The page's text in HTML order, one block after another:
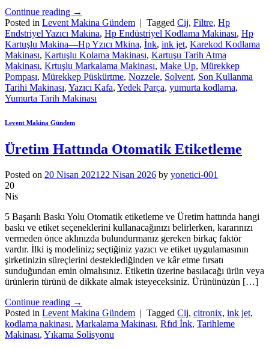
Continue reading →
Posted in Levent Makina Gündem | Tagged Cij, Filtre, Hp
Endstriyel Yazıcı Makina, Hp Endüstriyel Kodlama Makinası, Hp
Kartuşlu Makina—Hp Yzıcı Mkina, İnk, ink jet, Karekod Kodlama
Makinası, Kartuşlu Kolama Makinası, Kartuşu Tarih Atma
Makinası, Krtuşlu Markalama Makinası, Make Up, Mürekkep
Pompası, Mürekkep Püskürtme, Nozzele, Solvent, Son Kullanma
Tarihi Makinası, Yazıcı Kafa, Yedek Parça, yumurta kodlama,
Yumurta Tarih Makinası
Levent Makina Gündem
Üretim Hattında Otomatik Etiketleme
Posted on 20 Nisan 2021 22 Nisan 2026 by yonetici-001
20
Nis
5 Başarılı Baskı Yolu Otomatik etiketleme ve Üretim hattında hangi
baskı ve etiket seçeneklerini kullanacağınızı belirlerken, kararınızı
vermeden önce aklınızda bulundurmanız gereken birkaç faktör
vardır. İlki iş modeliniz; seçtiğiniz yazıcı ve etiket uygulamasının
şirketinizin süreçlerini desteklediğinden ve kâr etme fırsatı
sunduğundan emin olmalısınız. Etiketin üzerine basılacağı ürün veya
ürünlerin türünü de dikkate almak isteyeceksiniz. Ürününüzün […]
Continue reading →
Posted in Levent Makina Gündem | Tagged Cij, citronix, ink jet,
kodlama nakinası, Markalama Makinası, Rfıd İnk, Tarihleme
Makinası, Yıkama Solisyonu